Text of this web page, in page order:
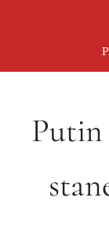
Putin